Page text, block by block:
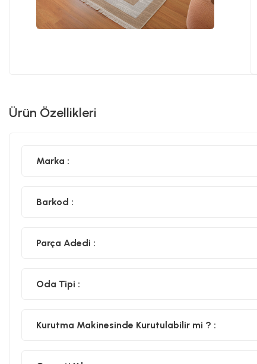
Ürün Özellikleri
Marka :
Barkod :
Parça Adedi :
Oda Tipi :
Kurutma Makinesinde Kurutulabilir mi ? :